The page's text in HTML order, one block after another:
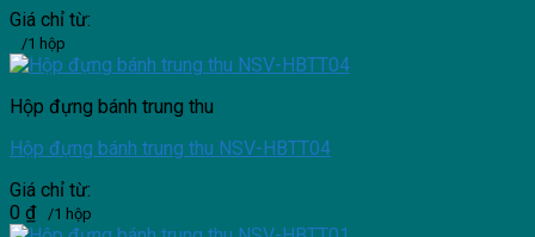
Giá chỉ từ:
/1 hộp
Hộp đựng bánh trung thu
Hộp đựng bánh trung thu NSV-HBTT04
Giá chỉ từ:
0 ₫ /1 hộp